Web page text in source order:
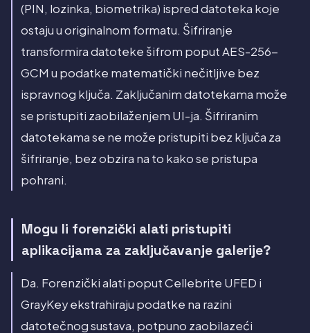
(PIN, lozinka, biometrika) ispred datoteka koje
ostaju u originalnom formatu. Šifriranje
transformira datoteke šifrom poput AES-256-
GCM u podatke matematički nečitljive bez
ispravnog ključa. Zaključanim datotekama može
se pristupiti zaobilaženjem UI-ja. Šifriranim
datotekama se ne može pristupiti bez ključa za
šifriranje, bez obzira na to kako se pristupa
pohrani.
Mogu li forenzički alati pristupiti
aplikacijama za zaključavanje galerije?
Da. Forenzički alati poput Cellebrite UFED i
GrayKey ekstrahiraju podatke na razini
datotečnog sustava, potpuno zaobilazeći